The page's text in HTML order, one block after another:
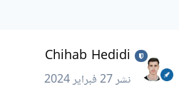
Chihab Hedidi
نشر27 فبراير 2024